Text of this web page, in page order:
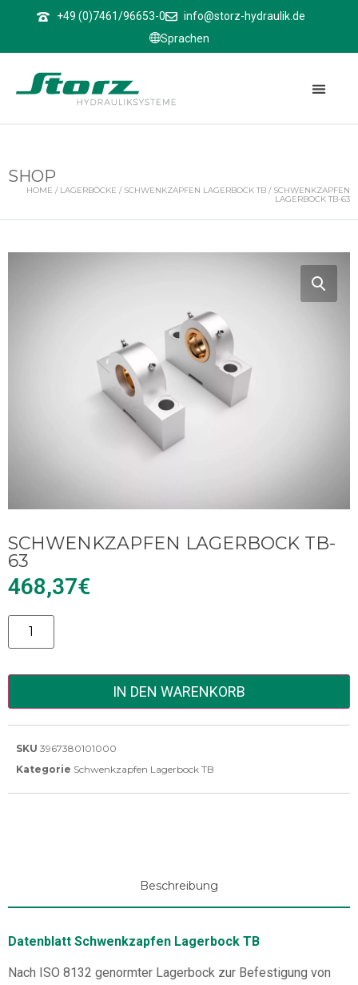
+49 (0)7461/96653-0
info@storz-hydraulik.de
Sprachen
SHOP
HOME / LAGERBÖCKE / SCHWENKZAPFEN LAGERBOCK TB / SCHWENKZAPFEN
LAGERBOCK TB-63
SCHWENKZAPFEN LAGERBOCK TB-
63
468,37€
Alternative:
IN DEN WARENKORB
SKU 3967380101000
Kategorie Schwenkzapfen Lagerbock TB
Beschreibung
Datenblatt Schwenkzapfen Lagerbock TB
Nach ISO 8132 genormter Lagerbock zur Befestigung von